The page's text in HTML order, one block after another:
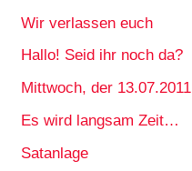
Wir verlassen euch
Hallo! Seid ihr noch da?
Mittwoch, der 13.07.2011
Es wird langsam Zeit…
Satanlage